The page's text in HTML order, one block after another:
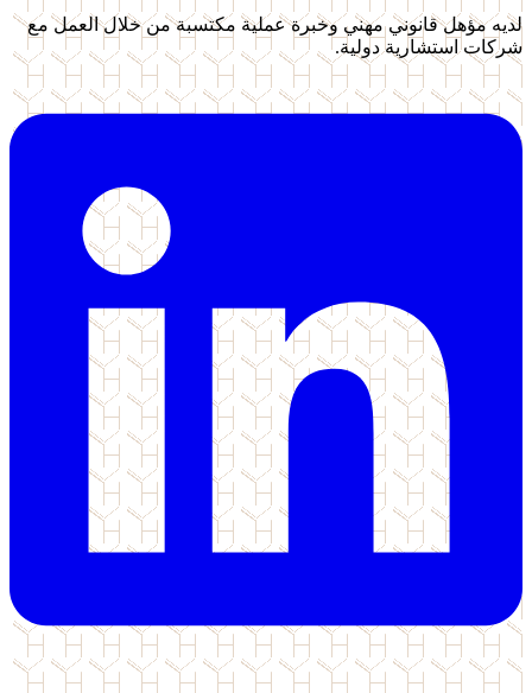
لديه مؤهل قانوني مهني وخبرة عملية مكتسبة من خلال العمل مع
شركات استشارية دولية.